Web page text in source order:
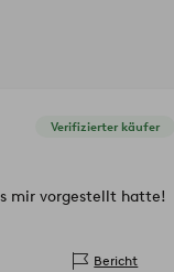
Verifizierter käufer
mir vorgestellt hatte!
Bericht